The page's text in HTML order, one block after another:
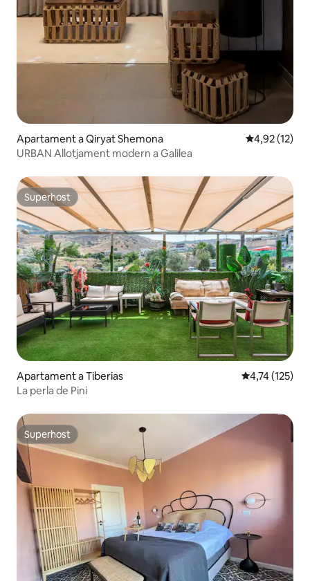
Apartament a Qiryat Shemona 4,92 de
4,92 (12)
URBAN Allotjament modern a Galilea
Superhost
Superhost
Apartament a Tiberias 4,74 de
4,74 (125)
La perla de Pini
Superhost
Superhost